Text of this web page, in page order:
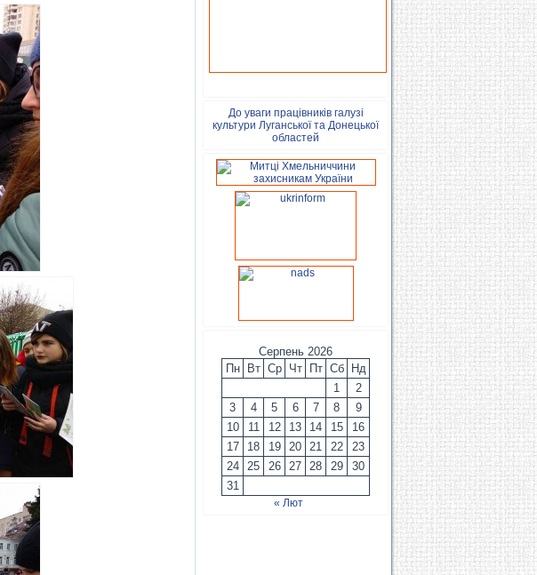
До уваги працівників галузі
культури Луганської та Донецької
областей
Серпень 2026
Пн
Вт Ср Чт Пт Сб
Нд
1
2
3
4 5 6 7 8
9
10
11 12 13 14 15
16
17
18 19 20 21 22
23
24
25 26 27 28 29
30
31
« Лют